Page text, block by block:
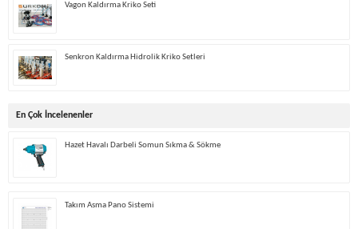
Vagon Kaldırma Kriko Seti
Senkron Kaldırma Hidrolik Kriko Setleri
En Çok İncelenenler
Hazet Havalı Darbeli Somun Sıkma & Sökme
Takım Asma Pano Sistemi